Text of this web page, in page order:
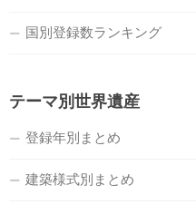
国別登録数ランキング
テーマ別世界遺産
登録年別まとめ
建築様式別まとめ